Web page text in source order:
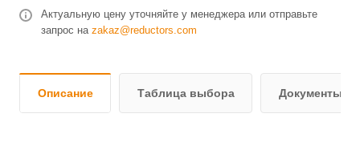
Актуальную цену уточняйте у менеджера или отправьте
запрос на zakaz@reductors.com
Описание Таблица выбора Документы и